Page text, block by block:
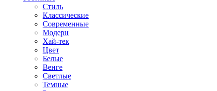
Стиль
Классические
Современные
Модерн
Хай-тек
Цвет
Белые
Венге
Светлые
Темные